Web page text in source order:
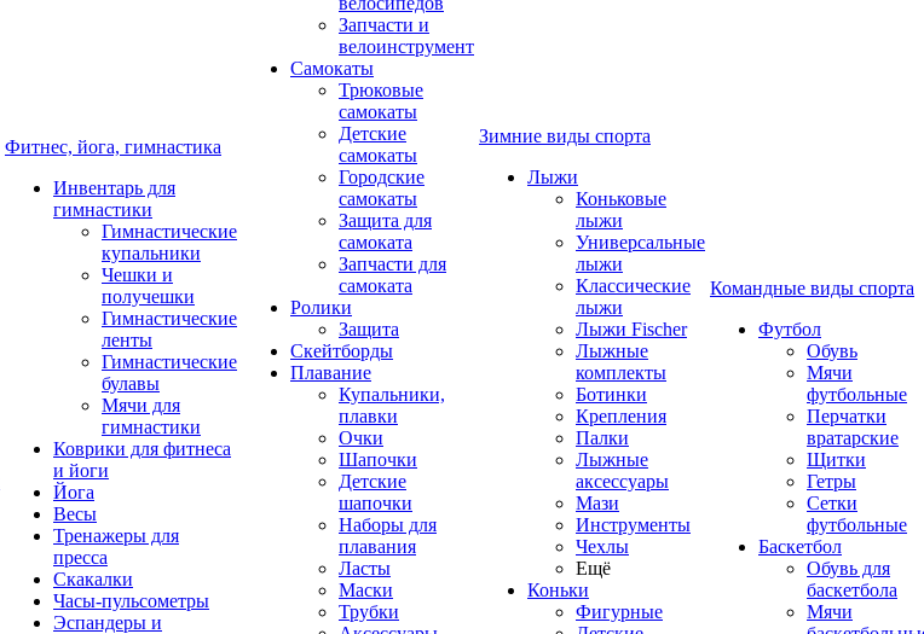
Фитнес, йога, гимнастика
Инвентарь для
гимнастики
Гимнастические
купальники
Чешки и
получешки
Гимнастические
ленты
Гимнастические
булавы
Мячи для
гимнастики
Коврики для фитнеса
и йоги
Йога
Весы
Тренажеры для
пресса
Скакалки
Часы-пульсометры
Эспандеры и
Запчасти и
велоинструмент
Самокаты
Трюковые
самокаты
Детские
самокаты
Городские
самокаты
Защита для
самоката
Запчасти для
самоката
Ролики
Защита
Скейтборды
Плавание
Купальники,
плавки
Очки
Шапочки
Детские
шапочки
Наборы для
плавания
Ласты
Маски
Трубки
Зимние виды спорта
Лыжи
Коньковые
лыжи
Универсальные
лыжи
Классические
лыжи
Лыжи Fischer
Лыжные
комплекты
Ботинки
Крепления
Палки
Лыжные
аксессуары
Мази
Инструменты
Чехлы
Ещё
Коньки
Фигурные
Командные виды спорта
Футбол
Обувь
Мячи
футбольные
Перчатки
вратарские
Щитки
Гетры
Сетки
футбольные
Баскетбол
Обувь для
баскетбола
Мячи